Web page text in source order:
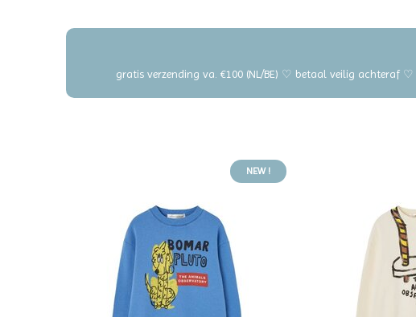
gratis verzending va. €100 (NL/BE) ♡ betaal veilig achteraf
NEW !